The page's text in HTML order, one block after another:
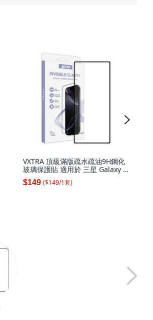
VXTRA 頂級滿版疏水疏油9H鋼化
玻璃保護貼 適用於 三星 Galaxy Z
Fold8 (黑), 1個
$149 ($149/1套)